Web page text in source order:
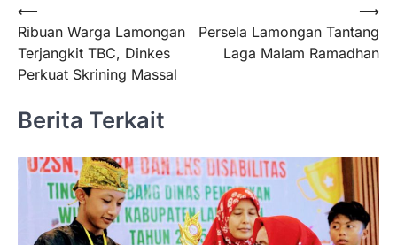
Navigasi
pos
⟵
Ribuan Warga Lamongan
Terjangkit TBC, Dinkes
Perkuat Skrining Massal
Persela Lamongan Tantang
Laga Malam Ramadhan
⟶
Berita Terkait